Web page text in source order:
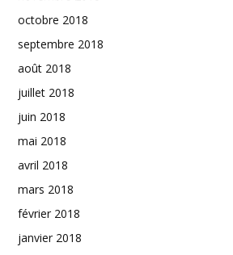
octobre 2018
septembre 2018
août 2018
juillet 2018
juin 2018
mai 2018
avril 2018
mars 2018
février 2018
janvier 2018